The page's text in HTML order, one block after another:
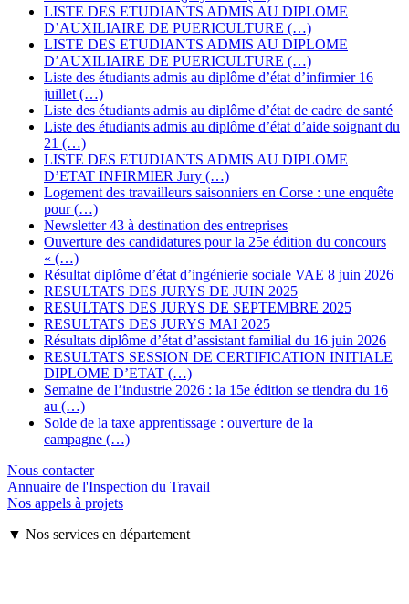
LISTE DES ETUDIANTS ADMIS AU DIPLOME
D’AUXILIAIRE DE PUERICULTURE (…)
LISTE DES ETUDIANTS ADMIS AU DIPLOME
D’AUXILIAIRE DE PUERICULTURE (…)
Liste des étudiants admis au diplôme d’état d’infirmier 16
juillet (…)
Liste des étudiants admis au diplôme d’état de cadre de santé
Liste des étudiants admis au diplôme d’état d’aide soignant du
21 (…)
LISTE DES ETUDIANTS ADMIS AU DIPLOME
D’ETAT INFIRMIER Jury (…)
Logement des travailleurs saisonniers en Corse : une enquête
pour (…)
Newsletter 43 à destination des entreprises
Ouverture des candidatures pour la 25e édition du concours
« (…)
Résultat diplôme d’état d’ingénierie sociale VAE 8 juin 2026
RESULTATS DES JURYS DE JUIN 2025
RESULTATS DES JURYS DE SEPTEMBRE 2025
RESULTATS DES JURYS MAI 2025
Résultats diplôme d’état d’assistant familial du 16 juin 2026
RESULTATS SESSION DE CERTIFICATION INITIALE
DIPLOME D’ETAT (…)
Semaine de l’industrie 2026 : la 15e édition se tiendra du 16
au (…)
Solde de la taxe apprentissage : ouverture de la
campagne (…)
Nous contacter
Annuaire de l'Inspection du Travail
Nos appels à projets
▼ Nos services en département